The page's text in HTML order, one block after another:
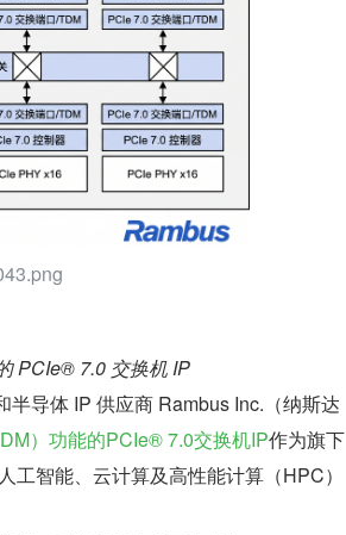
PCIe® 7.0 交换机 IP
半导体 IP 供应商 Rambus Inc.（纳斯达
）功能的PCIe® 7.0交换机IP作为旗下
智能、云计算及高性能计算（HPC）